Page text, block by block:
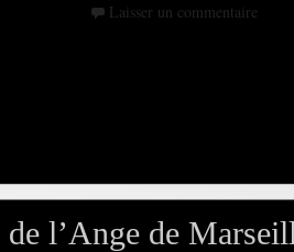
Laisser un commentaire
de l’Ange de